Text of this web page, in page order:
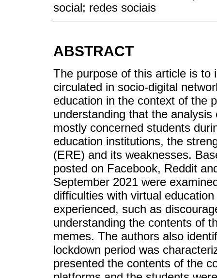
social; redes sociais
ABSTRACT
The purpose of this article is
circulated in socio-digital
education in the context of the
understanding that the
mostly concerned students
education institutions, the
(ERE) and its weaknesses.
posted on Facebook, Reddit
September 2021 were
difficulties with virtual
experienced, such as
understanding the contents of
memes. The authors also
lockdown period was
presented the contents of the